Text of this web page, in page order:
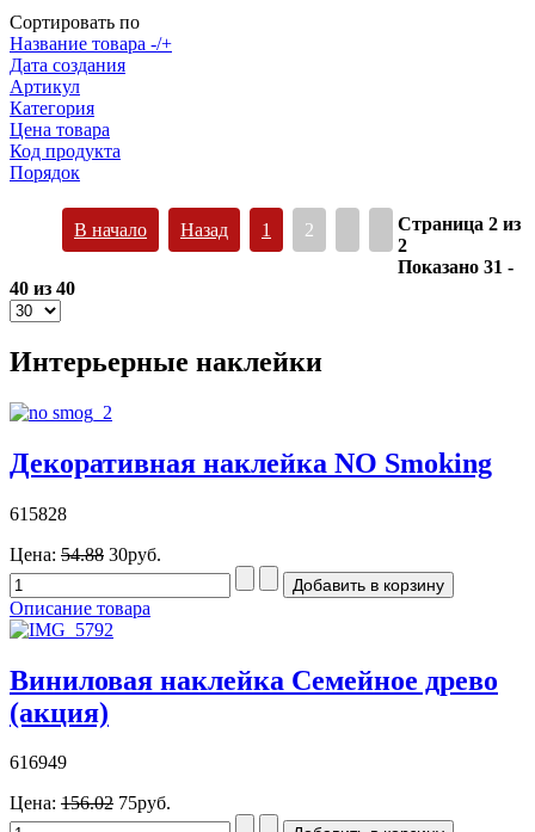
Сортировать по
Название товара -/+
Дата создания
Артикул
Категория
Цена товара
Код продукта
Порядок
В начало Назад 1 2
Страница 2 из
2
Показано 31 -
40 из 40
Интерьерные наклейки
Декоративная наклейка NO Smoking
615828
Цена: 54.88 30руб.
Описание товара
Виниловая наклейка Семейное древо
(акция)
616949
Цена: 156.02 75руб.